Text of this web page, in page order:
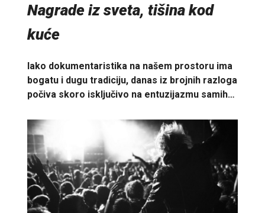
Nagrade iz sveta, tišina kod
kuće
Iako dokumentaristika na našem prostoru ima
bogatu i dugu tradiciju, danas iz brojnih razloga
počiva skoro isključivo na entuzijazmu samih…